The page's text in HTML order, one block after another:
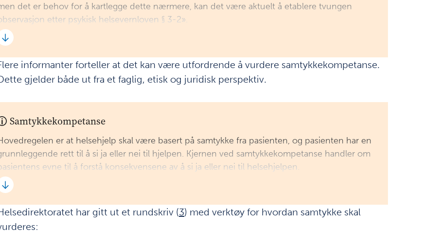
det er behov for å kartlegge dette nærmere, kan det være aktuelt å etablere tvungen
etter psykisk helsevernloven § 3-2».
informanter forteller at det kan være utfordrende å vurdere samtykkekompetanse.
gjelder både ut fra et faglig, etisk og juridisk perspektiv.
Samtykkekompetanse
er at helsehjelp skal være basert på samtykke fra pasienten, og pasienten har en
rett til å si ja eller nei til hjelpen. Kjernen ved samtykkekompetanse handler om
evne til å forstå konsekvensene av å si ja eller nei til helsehjelpen.
har gitt ut et rundskriv (3) med verktøy for hvordan samtykke skal